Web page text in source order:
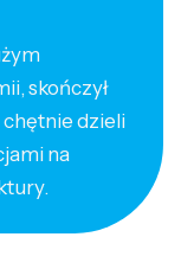
skończył
chętnie dzieli
na